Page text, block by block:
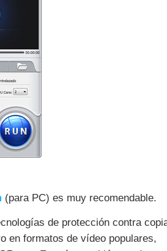
(para PC) es muy recomendable.
de protección contra
en formatos de vídeo populares,